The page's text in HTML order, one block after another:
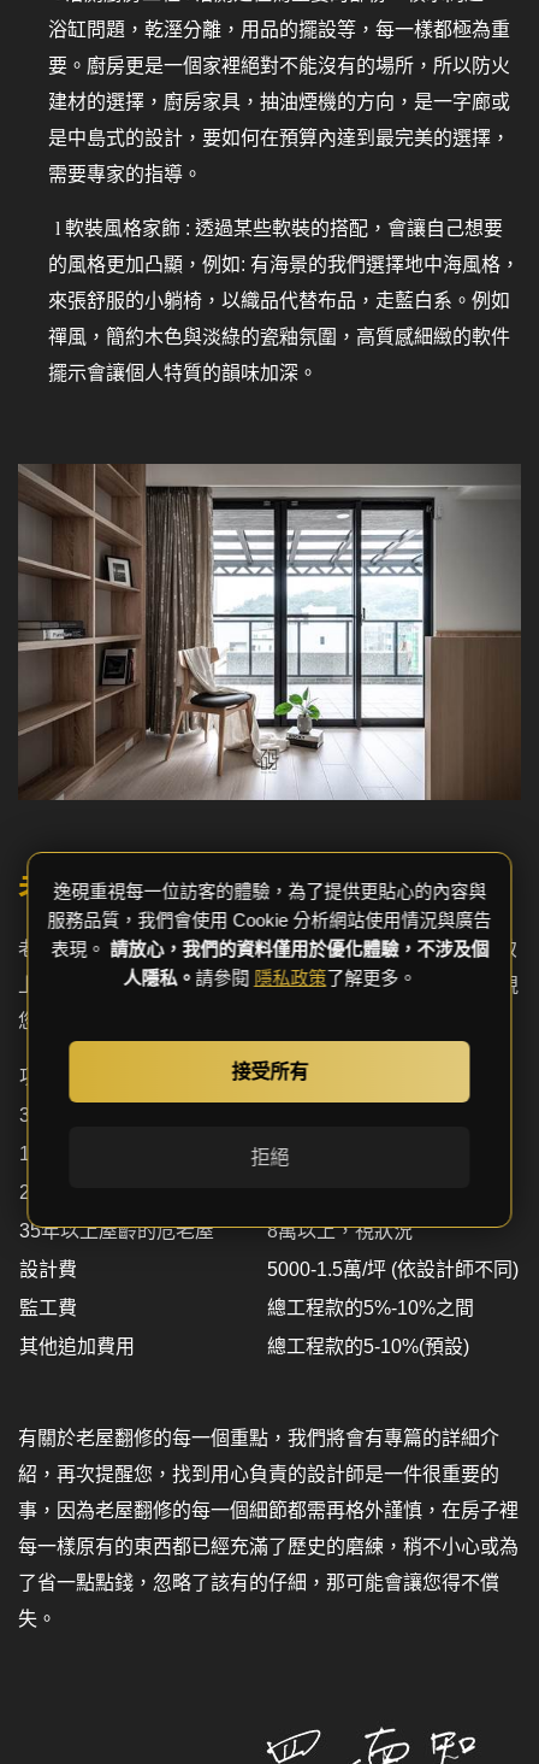
浴缸問題，乾溼分離，用品的擺設等，每一樣都極為重
要。廚房更是一個家裡絕對不能沒有的場所，所以防火
建材的選擇，廚房家具，抽油煙機的方向，是一字廊或
是中島式的設計，要如何在預算內達到最完美的選擇，
需要專家的指導。
l 軟裝風格家飾 : 透過某些軟裝的搭配，會讓自己想要
的風格更加凸顯， 例如: 有海景的我們選擇地中海風格，
來張舒服的小躺椅，以織品代替布品，走藍白系。例如
禪風，簡約木色與淡綠的瓷釉氛圍，高質感細緻的軟件
擺示會讓個人特質的韻味加深。
老屋翻修的預算
老屋的翻修確實是需要一比可觀的預算來實現，MARK大致
上提供坊間的預算數據做為您規劃的參考，但實際上仍需視
您的物件的真實屋況才能準確評估。
項目
坊間估價
3
10~20
4萬-7萬/坪
20~35
35年以上屋齡的危老屋
8萬以上，視狀況
設計費
5000-1.5萬/坪 (依設計師不同)
監工費
總工程款的5%-10%之間
其他追加費用
總工程款的5-10%(預設)
有關於老屋翻修的每一個重點，我們將會有專篇的詳細介
紹，再次提醒您，找到用心負責的設計師是一件很重要的
事，因為老屋翻修的每一個細節都需再格外謹慎，在房子裡
每一樣原有的東西都已經充滿了歷史的磨練，稍不小心或為
了省一點點錢，忽略了該有的仔細，那可能會讓您得不償
失。
逸硯重視每一位訪客的體驗，為了提供更貼心的內容與
服務品質，我們會使用 Cookie 分析網站使用情況與廣告
表現。 請放心，我們的資料僅用於優化體驗，不涉及個
人隱私。請參閱 隱私政策了解更多。
接受所有
拒絕